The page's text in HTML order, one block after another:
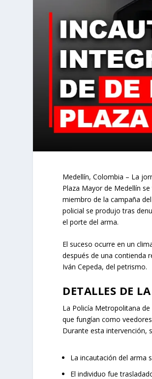
Medellín, Colombia – La
Plaza Mayor de Medellín
miembro de la campaña
policial se produjo tras
el porte del arma.
El suceso ocurre en un
después de una contienda
Iván Cepeda, del petrismo.
DETALLES DE
La Policía Metropolitana
que fungían como
Durante esta intervención,
La incautación del arma
El individuo fue